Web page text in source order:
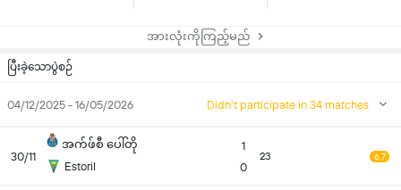
အားလုံးကိုကြည့်မည်
ပြီးခဲ့သောပွဲစဉ်
04/12/2025 - 16/05/2026 Didn't participate in 34 matches
30/11
အက်ဖ်စီ ပေါ်တို
Estoril
1
0
23 6.7